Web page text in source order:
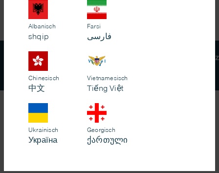
Wir handeln nach den Qualitätsstandards des
In besonders dringenden Fällen oder wenn Sie
(Tel.0800-0 116 016
Hier können Sie eine
aktuelle Einsicht in die
Albanisch
shqip
Farsi
فارسی
Chinesisch
中文
Vietnamesisch
Tiếng Việt
Ukrainisch
Україна
Georgisch
ქართული